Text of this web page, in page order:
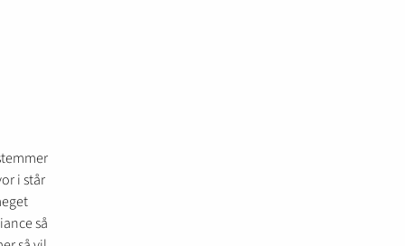
i står
så